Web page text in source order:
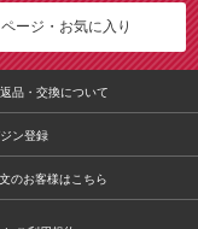
ージ・お気に入り
品・交換について
ン登録
のお客様はこちら